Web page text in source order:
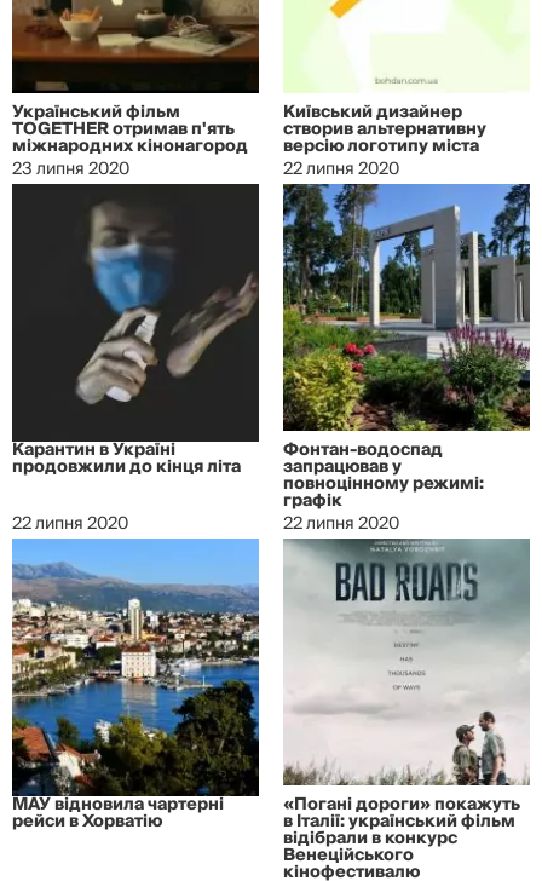
Український фільм
TOGETHER отримав п'ять
міжнародних кінонагород
23 липня 2020
Київський дизайнер
створив альтернативну
версію логотипу міста
22 липня 2020
Карантин в Україні
продовжили до кінця літа
22 липня 2020
Фонтан-водоспад
запрацював у
повноцінному режимі:
графік
22 липня 2020
МАУ відновила чартерні
рейси в Хорватію
«Погані дороги» покажуть
в Італії: український фільм
відібрали в конкурс
Венеційського
кінофестивалю